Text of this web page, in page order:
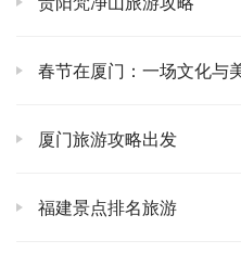
🌅 如果你是爬山爱好者，
一！虽然要起个大早，甚至
出，将整个山谷和云海都染
春节在厦门：一场文化与
厦门旅游攻略出发
福建景点排名旅游